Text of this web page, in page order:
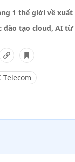
1 thế giới về
tạo cloud, AI từ
Telecom